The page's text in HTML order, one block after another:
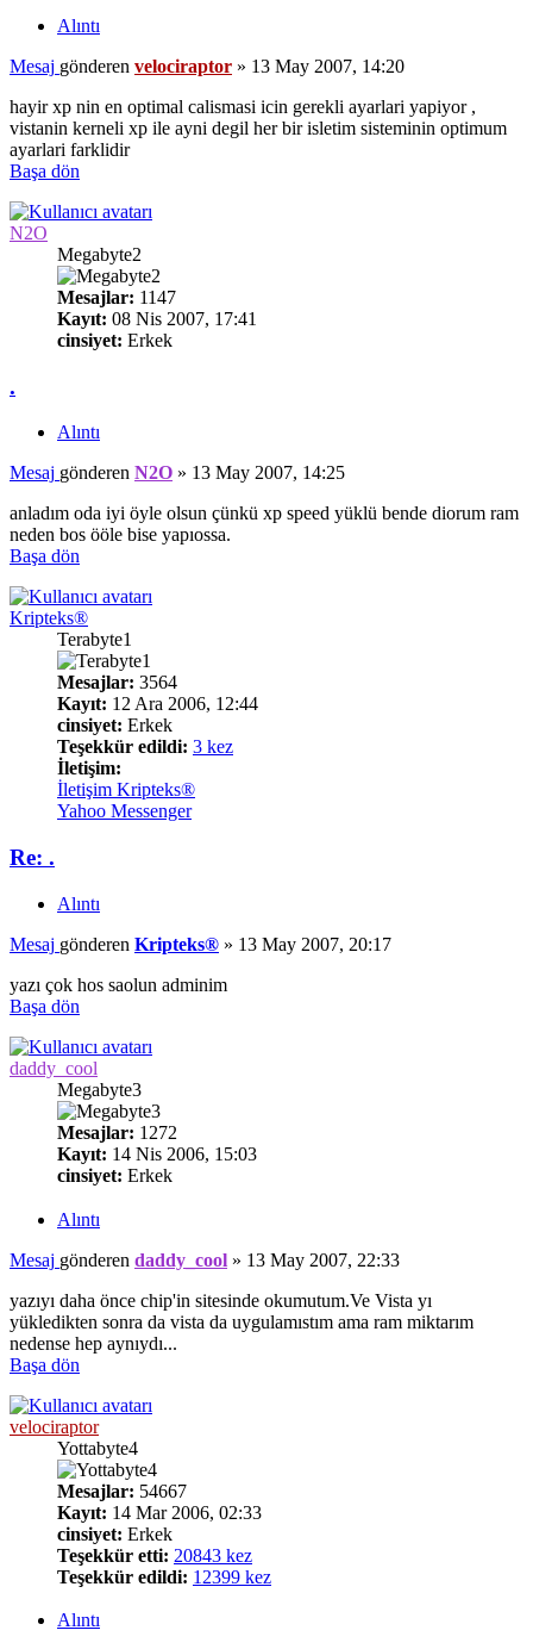
Alıntı
Mesaj gönderen velociraptor » 13 May 2007, 14:20
hayir xp nin en optimal calismasi icin gerekli ayarlari yapiyor ,
vistanin kerneli xp ile ayni degil her bir isletim sisteminin optimum
ayarlari farklidir
Başa dön
N2O
Megabyte2
Mesajlar: 1147
Kayıt: 08 Nis 2007, 17:41
cinsiyet: Erkek
.
Alıntı
Mesaj gönderen N2O » 13 May 2007, 14:25
anladım oda iyi öyle olsun çünkü xp speed yüklü bende diorum ram
neden bos ööle bise yapıossa.
Başa dön
Kripteks®
Terabyte1
Mesajlar: 3564
Kayıt: 12 Ara 2006, 12:44
cinsiyet: Erkek
Teşekkür edildi: 3 kez
İletişim:
İletişim Kripteks®
Yahoo Messenger
Re: .
Alıntı
Mesaj gönderen Kripteks® » 13 May 2007, 20:17
yazı çok hos saolun adminim
Başa dön
daddy_cool
Megabyte3
Mesajlar: 1272
Kayıt: 14 Nis 2006, 15:03
cinsiyet: Erkek
Alıntı
Mesaj gönderen daddy_cool » 13 May 2007, 22:33
yazıyı daha önce chip'in sitesinde okumutum.Ve Vista yı
yükledikten sonra da vista da uygulamıstım ama ram miktarım
nedense hep aynıydı...
Başa dön
velociraptor
Yottabyte4
Mesajlar: 54667
Kayıt: 14 Mar 2006, 02:33
cinsiyet: Erkek
Teşekkür etti: 20843 kez
Teşekkür edildi: 12399 kez
Alıntı